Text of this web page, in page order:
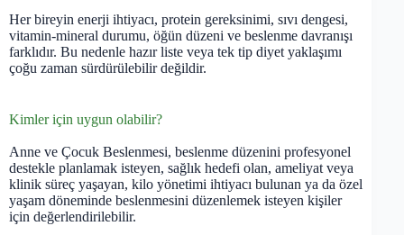
Her bireyin enerji ihtiyacı, protein gereksinimi, sıvı dengesi,
vitamin-mineral durumu, öğün düzeni ve beslenme davranışı
farklıdır. Bu nedenle hazır liste veya tek tip diyet yaklaşımı
çoğu zaman sürdürülebilir değildir.
Kimler için uygun olabilir?
Anne ve Çocuk Beslenmesi, beslenme düzenini profesyonel
destekle planlamak isteyen, sağlık hedefi olan, ameliyat veya
klinik süreç yaşayan, kilo yönetimi ihtiyacı bulunan ya da özel
yaşam döneminde beslenmesini düzenlemek isteyen kişiler
için değerlendirilebilir.